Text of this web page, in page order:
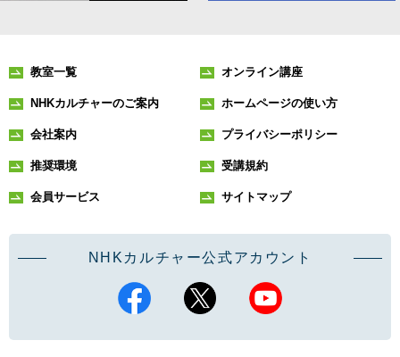
教室一覧 オンライン講座
NHKカルチャーのご案内 ホームページの使い方
会社案内 プライバシーポリシー
推奨環境 受講規約
会員サービス サイトマップ
NHKカルチャー公式アカウント